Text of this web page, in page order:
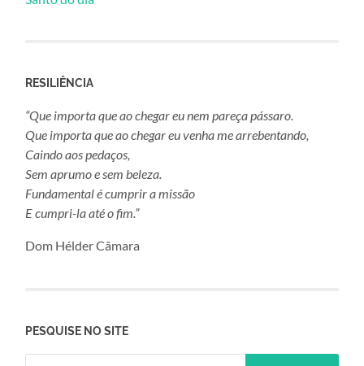
RESILIÊNCIA
“Que importa que ao chegar eu nem pareça pássaro.
Que importa que ao chegar eu venha me arrebentando,
Caindo aos pedaços,
Sem aprumo e sem beleza.
Fundamental é cumprir a missão
E cumpri-la até o fim.”
Dom Hélder Câmara
PESQUISE NO SITE